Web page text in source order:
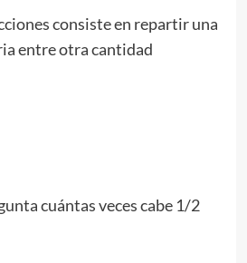
consiste en repartir una
entre otra cantidad
cuántas veces cabe 1/2